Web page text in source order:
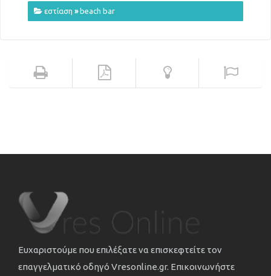
εστίαση » beach bar
Ευχαριστούμε που επιλέξατε να επισκεφτείτε τον
επαγγελματικό οδηγό Vresonline.gr. Επικοινωνήστε